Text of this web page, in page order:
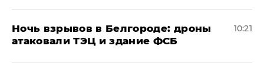
​Ночь взрывов в Белгороде: дроны
атаковали ТЭЦ и здание ФСБ
10:21